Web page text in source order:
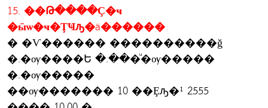
15. ��Թ����Ҫ�ҹ
�ӹѡ�ҹ�ŢҸԡ�ä������
� �Ѵ������ ����������ǧ
�.�ѹ����Ե �.���ͧ�ѹ�����
�.�ѹ�����
��ѹ������� 10 ��Ȩԡ�¹ 2555